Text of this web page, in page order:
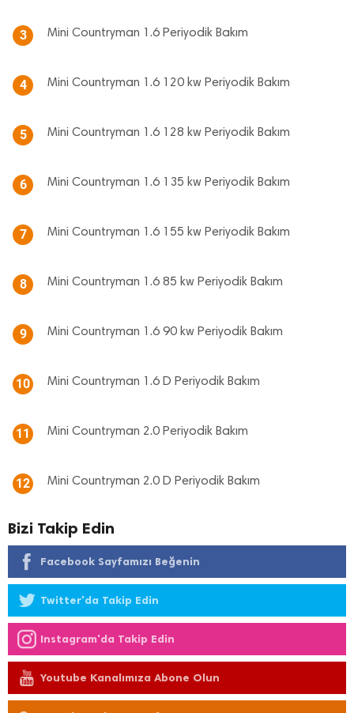
3 Mini Countryman 1.6 Periyodik Bakım
4 Mini Countryman 1.6 120 kw Periyodik Bakım
5 Mini Countryman 1.6 128 kw Periyodik Bakım
6 Mini Countryman 1.6 135 kw Periyodik Bakım
7 Mini Countryman 1.6 155 kw Periyodik Bakım
8 Mini Countryman 1.6 85 kw Periyodik Bakım
9 Mini Countryman 1.6 90 kw Periyodik Bakım
10 Mini Countryman 1.6 D Periyodik Bakım
11 Mini Countryman 2.0 Periyodik Bakım
12 Mini Countryman 2.0 D Periyodik Bakım
Bizi Takip Edin
Facebook Sayfamızı Beğenin
Twitter'da Takip Edin
Instagram'da Takip Edin
Youtube Kanalımıza Abone Olun